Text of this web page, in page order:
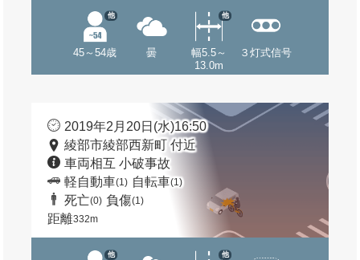
45～54歳
他
曇
幅5.5～
13.0m
他
３灯式信号
2019年2月20日(水)16:50
綾部市綾部西新町 付近
車両相互 小破事故
軽自動車(1) 自転車(1)
死亡(0) 負傷(1)
距離332m
他 他